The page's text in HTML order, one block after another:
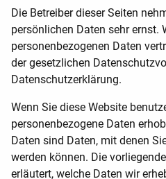
Die Betreiber dieser Seiten
persönlichen Daten sehr ernst.
personenbezogenen Daten
der gesetzlichen
Datenschutzerklärung.
Wenn Sie diese Website
personenbezogene Daten
Daten sind Daten, mit denen
werden können. Die
erläutert, welche Daten wir